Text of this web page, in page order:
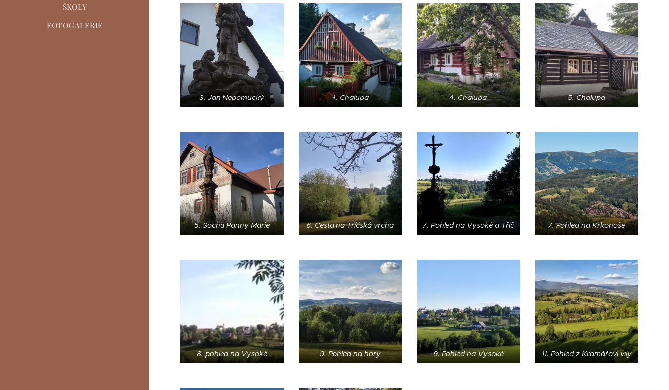
ŠKOLY
FOTOGALERIE
3. Jan Nepomucký 4. Chalupa 4. Chalupa 5. Chalupa
5. Socha Panny Marie 6. Cesta na Tříčská vrcha 7. Pohled na Vysoké a Tříč 7. Pohled na Krkonoše
8. pohled na Vysoké 9. Pohled na hory 9. Pohled na Vysoké 11. Pohled z Kramářovi vily